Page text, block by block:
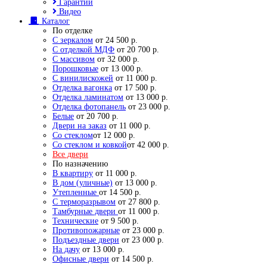
Гарантии
Видео
Каталог
По отделке
С зеркалом от 24 500 р.
С отделкой МДФ от 20 700 р.
С массивом от 32 000 р.
Порошковые от 13 000 р.
С винилискожей от 11 000 р.
Отделка вагонка от 17 500 р.
Отделка ламинатом от 13 000 р.
Отделка фотопанель от 23 000 р.
Белые от 20 700 р.
Двери на заказ от 11 000 р.
Со стекломот 12 000 р.
Со стеклом и ковкойот 42 000 р.
Все двери
По назначению
В квартиру от 11 000 р.
В дом (уличные) от 13 000 р.
Утепленные от 14 500 р.
С терморазрывом от 27 800 р.
Тамбурные двери от 11 000 р.
Технические от 9 500 р.
Противопожарные от 23 000 р.
Подъездные двери от 23 000 р.
На дачу от 13 000 р.
Офисные двери от 14 500 р.